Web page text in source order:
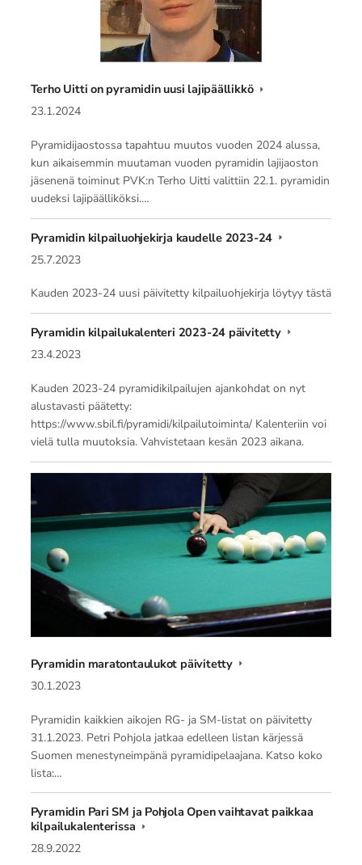
Terho Uitti on pyramidin uusi lajipäällikkö
23.1.2024
Pyramidijaostossa tapahtuu muutos vuoden 2024 alussa,
kun aikaisemmin muutaman vuoden pyramidin lajijaoston
jäsenenä toiminut PVK:n Terho Uitti valittiin 22.1. pyramidin
uudeksi lajipäälliköksi.…
Pyramidin kilpailuohjekirja kaudelle 2023-24
25.7.2023
Kauden 2023-24 uusi päivitetty kilpailuohjekirja löytyy tästä
Pyramidin kilpailukalenteri 2023-24 päivitetty
23.4.2023
Kauden 2023-24 pyramidikilpailujen ajankohdat on nyt
alustavasti päätetty:
https://www.sbil.fi/pyramidi/kilpailutoiminta/ Kalenteriin voi
vielä tulla muutoksia. Vahvistetaan kesän 2023 aikana.
Pyramidin maratontaulukot päivitetty
30.1.2023
Pyramidin kaikkien aikojen RG- ja SM-listat on päivitetty
31.1.2023. Petri Pohjola jatkaa edelleen listan kärjessä
Suomen menestyneimpänä pyramidipelaajana. Katso koko
lista:…
Pyramidin Pari SM ja Pohjola Open vaihtavat paikkaa
kilpailukalenterissa
28.9.2022